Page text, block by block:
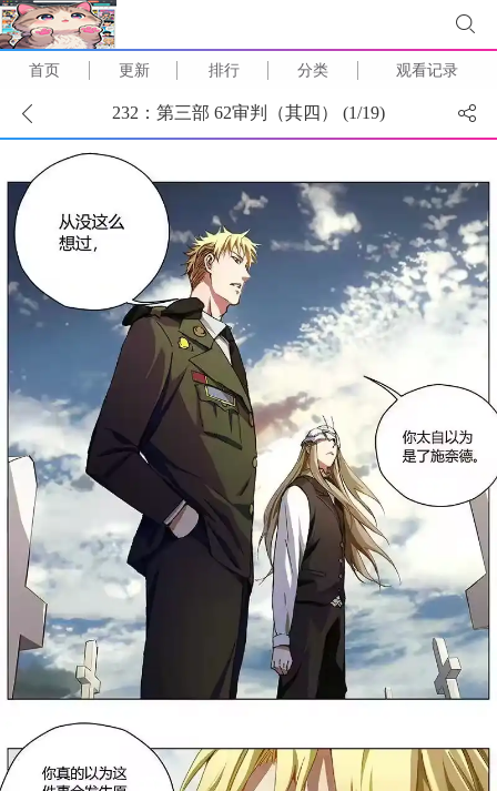
首页 更新 排行 分类 观看记录
232：第三部 62审判（其四） (1/19)